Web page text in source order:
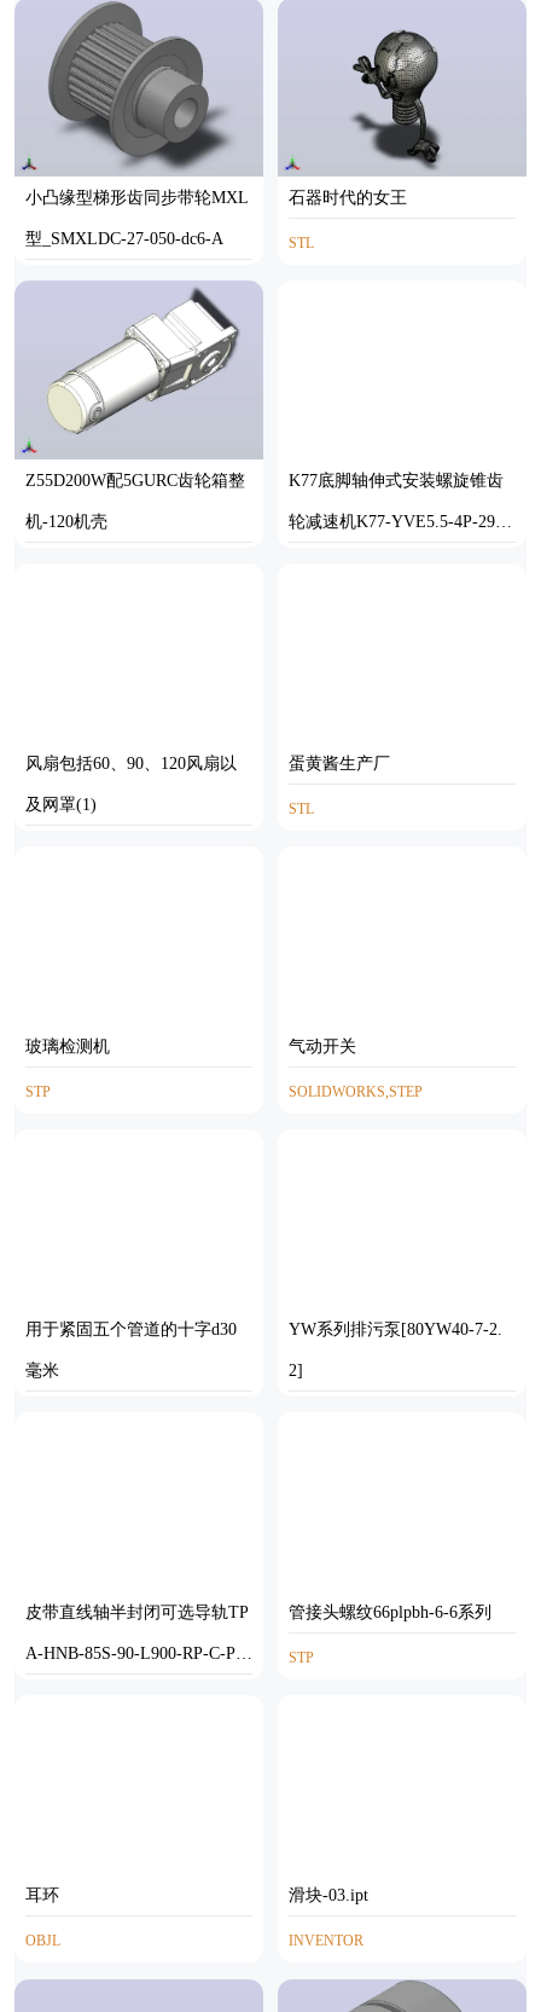
小凸缘型梯形齿同步带轮MXL
型_SMXLDC-27-050-dc6-A
SOLIDWORKS
石器时代的女王
STL
Z55D200W配5GURC齿轮箱整
机-120机壳
K77底脚轴伸式安装螺旋锥齿
轮减速机K77-YVE5.5-4P-29.2
风扇包括60、90、120风扇以
及网罩(1)
蛋黄酱生产厂
STL
玻璃检测机
STP
气动开关
SOLIDWORKS,STEP
用于紧固五个管道的十字d30
毫米
YW系列排污泵[80YW40-7-2.
2]
皮带直线轴半封闭可选导轨TP
A-HNB-85S-90-L900-RP-C-P20
管接头螺纹66plpbh-6-6系列
STP
耳环
OBJL
滑块-03.ipt
INVENTOR